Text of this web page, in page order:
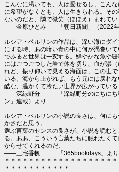
こんなに渇いても、人は愛せるし、こん
に希望がなくとも、人は生きられる。そ
ないのだと、隣で微笑（ほほえ）まれてい
――金原ひとみ 「朝日新聞」（2022年
ルシア・ベルリンの作品は、深い海にダ
にする時、あの暗い青の中に何が渦巻い
でみると世界は一変する。鮮やかな魚や
にはごつごつした岩で体を切り、血が滲
れど、振り仰いで見える海面は、この世
いる。海から上がれば、もう元には戻れ
酷な、温かくて冷たい世界が広がっている
――深緑野分 「深緑野分のにちにち読
ン」連載）より
ルシア・ベルリンの小説の良さは、何に
かさだと思う。
選ぶ言葉のセンスの良さが、小説を読む
る。ああ、こういう言葉たちに触れたく
からせてくれるのだ。
――三宅香帆 「365bookdays」より
＊＊＊＊＊＊＊＊＊＊＊＊＊＊＊＊＊＊
＊＊＊＊＊＊＊＊＊＊＊